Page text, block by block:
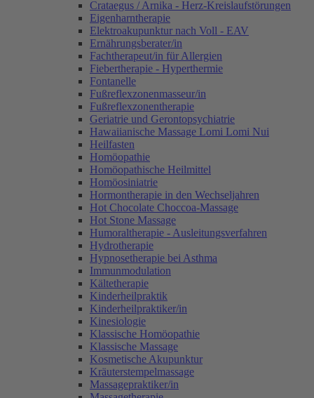
Crataegus / Arnika - Herz-Kreislaufstörungen
Eigenharntherapie
Elektroakupunktur nach Voll - EAV
Ernährungsberater/in
Fachtherapeut/in für Allergien
Fiebertherapie - Hyperthermie
Fontanelle
Fußreflexzonenmasseur/in
Fußreflexzonentherapie
Geriatrie und Gerontopsychiatrie
Hawaiianische Massage Lomi Lomi Nui
Heilfasten
Homöopathie
Homöopathische Heilmittel
Homöosiniatrie
Hormontherapie in den Wechseljahren
Hot Chocolate Choccoa-Massage
Hot Stone Massage
Humoraltherapie - Ausleitungsverfahren
Hydrotherapie
Hypnosetherapie bei Asthma
Immunmodulation
Kältetherapie
Kinderheilpraktik
Kinderheilpraktiker/in
Kinesiologie
Klassische Homöopathie
Klassische Massage
Kosmetische Akupunktur
Kräuterstempelmassage
Massagepraktiker/in